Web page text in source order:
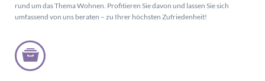
rund um das Thema Wohnen. Profitieren Sie davon und lassen Sie sich
umfassend von uns beraten – zu Ihrer höchsten Zufriedenheit!